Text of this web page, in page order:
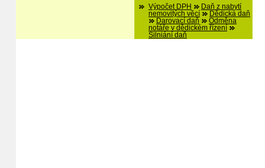
Výpočet DPH
Daň z nabytí
nemovitých věcí
Dědická daň
Darovací daň
Odměna
notáře v dědickém řízení
Silniání daň